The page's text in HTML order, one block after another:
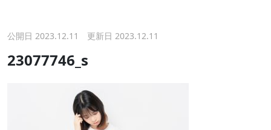
公開日 2023.12.11 更新日 2023.12.11
23077746_s